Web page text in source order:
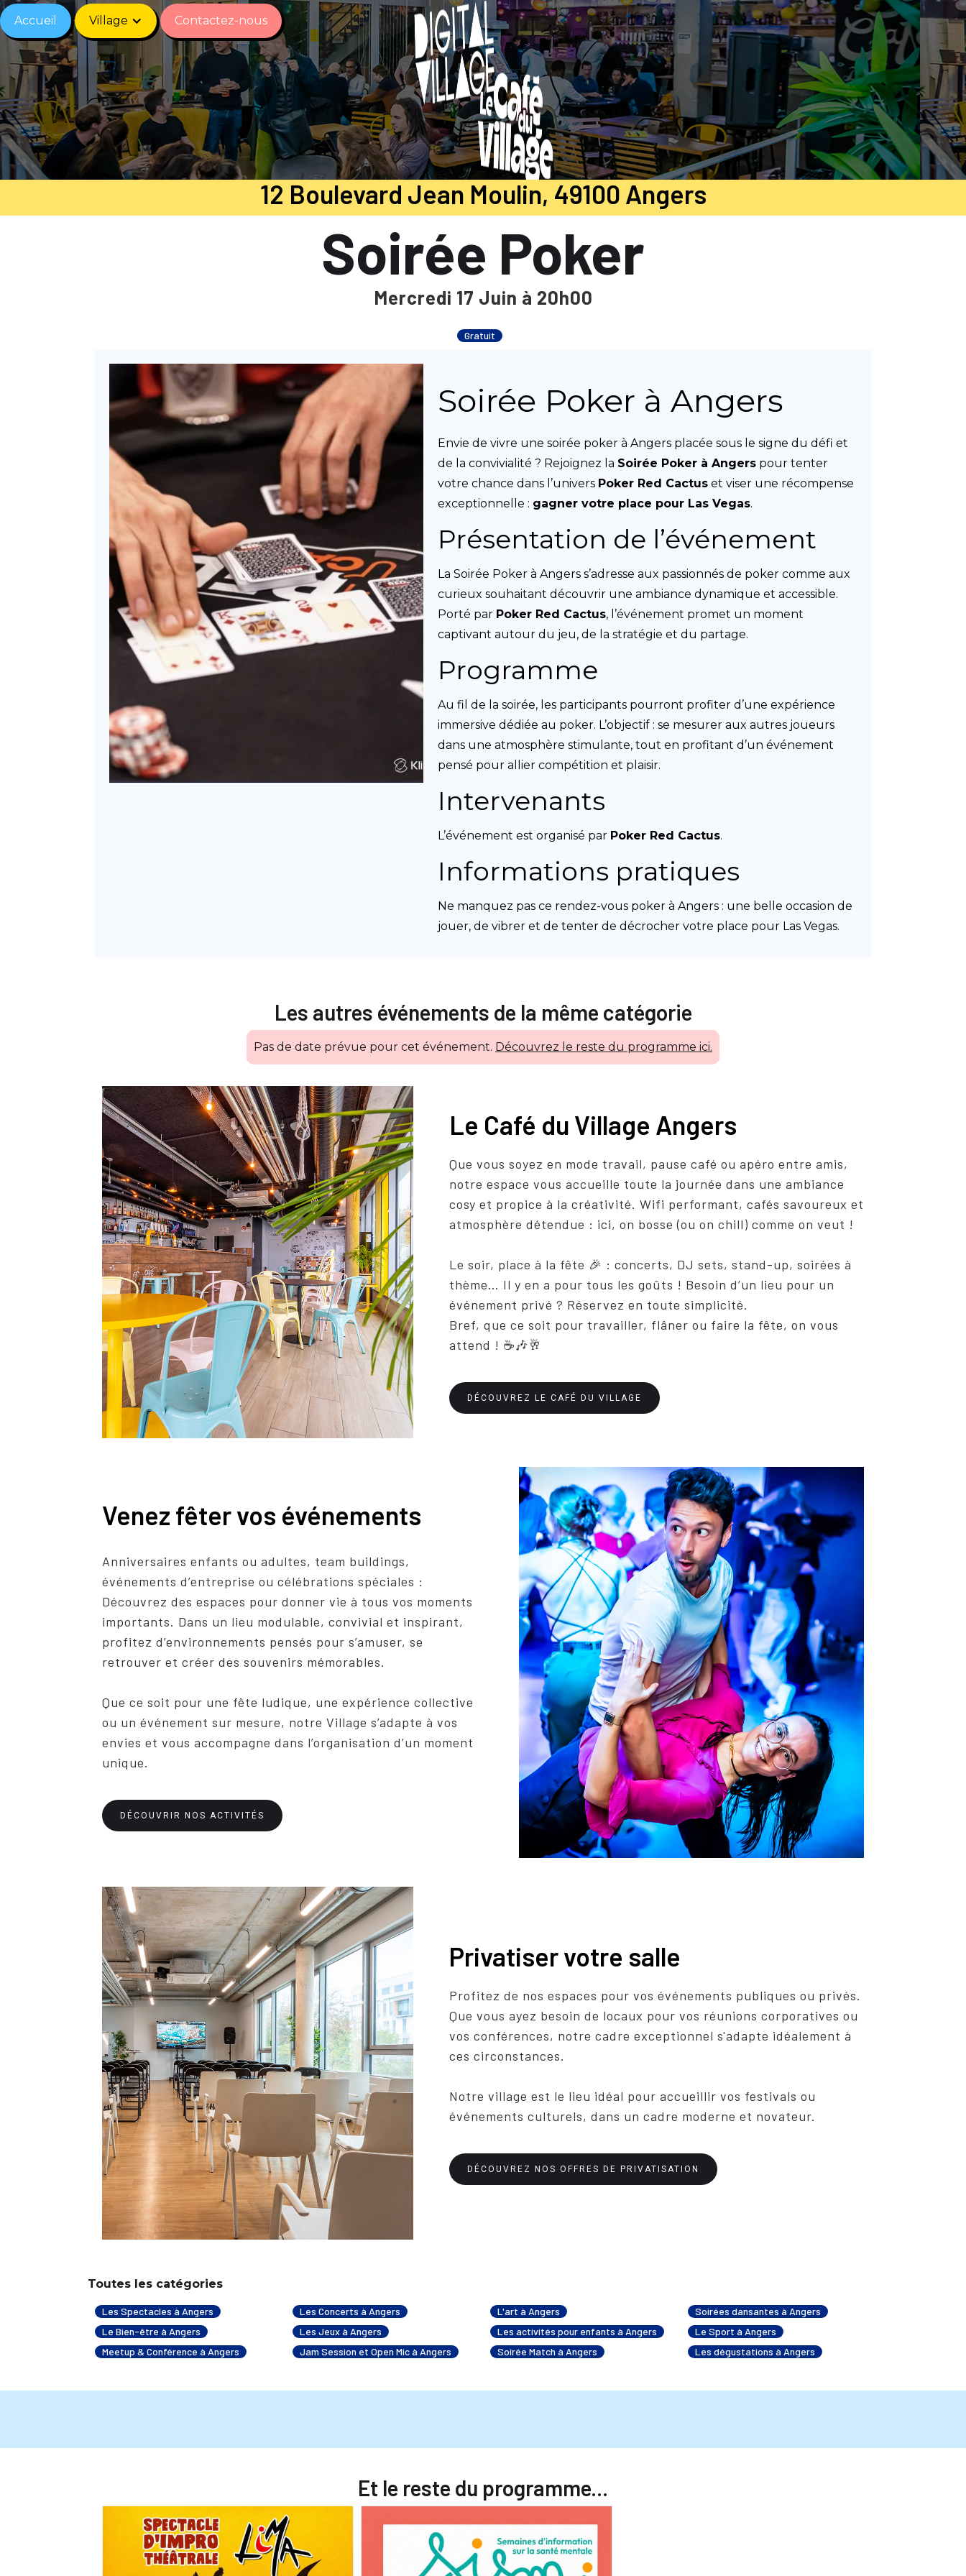
Accueil Village Contactez-nous
12 Boulevard Jean Moulin, 49100 Angers
Soirée Poker
Mercredi 17 Juin à 20h00
Gratuit
Soirée Poker à Angers
Envie de vivre une soirée poker à Angers placée sous le signe du défi et
de la convivialité ? Rejoignez la Soirée Poker à Angers pour tenter
votre chance dans l’univers Poker Red Cactus et viser une récompense
exceptionnelle : gagner votre place pour Las Vegas.
Présentation de l’événement
La Soirée Poker à Angers s’adresse aux passionnés de poker comme aux
curieux souhaitant découvrir une ambiance dynamique et accessible.
Porté par Poker Red Cactus, l’événement promet un moment
captivant autour du jeu, de la stratégie et du partage.
Programme
Au fil de la soirée, les participants pourront profiter d’une expérience
immersive dédiée au poker. L’objectif : se mesurer aux autres joueurs
dans une atmosphère stimulante, tout en profitant d’un événement
pensé pour allier compétition et plaisir.
Intervenants
L’événement est organisé par Poker Red Cactus.
Informations pratiques
Ne manquez pas ce rendez-vous poker à Angers : une belle occasion de
jouer, de vibrer et de tenter de décrocher votre place pour Las Vegas.
Les autres événements de la même catégorie
Pas de date prévue pour cet événement. Découvrez le reste du programme ici.
Le Café du Village Angers
Que vous soyez en mode travail, pause café ou apéro entre amis,
notre espace vous accueille toute la journée dans une ambiance
cosy et propice à la créativité. Wifi performant, cafés savoureux et
atmosphère détendue : ici, on bosse (ou on chill) comme on veut !
Le soir, place à la fête 🎉 : concerts, DJ sets, stand-up, soirées à
thème… Il y en a pour tous les goûts ! Besoin d’un lieu pour un
événement privé ? Réservez en toute simplicité.
Bref, que ce soit pour travailler, flâner ou faire la fête, on vous
attend ! ☕🎶🥂
DÉCOUVREZ LE CAFÉ DU VILLAGE
Venez fêter vos événements
Anniversaires enfants ou adultes, team buildings,
événements d’entreprise ou célébrations spéciales :
Découvrez des espaces pour donner vie à tous vos moments
importants. Dans un lieu modulable, convivial et inspirant,
profitez d’environnements pensés pour s’amuser, se
retrouver et créer des souvenirs mémorables.
Que ce soit pour une fête ludique, une expérience collective
ou un événement sur mesure, notre Village s’adapte à vos
envies et vous accompagne dans l’organisation d’un moment
unique.
DÉCOUVRIR NOS ACTIVITÉS
Privatiser votre salle
Profitez de nos espaces pour vos événements publiques ou privés.
Que vous ayez besoin de locaux pour vos réunions corporatives ou
vos conférences, notre cadre exceptionnel s'adapte idéalement à
ces circonstances.
Notre village est le lieu idéal pour accueillir vos festivals ou
événements culturels, dans un cadre moderne et novateur.
DÉCOUVREZ NOS OFFRES DE PRIVATISATION
Toutes les catégories
Les Spectacles à Angers Les Concerts à Angers L'art à Angers
Soirées dansantes à Angers
Le Bien-être à Angers
Les Jeux à Angers Les activités pour enfants à Angers
Le Sport à Angers
Meetup & Conférence à Angers
Jam Session et Open Mic à Angers Soirée Match à Angers Les dégustations à Angers
Et le reste du programme...